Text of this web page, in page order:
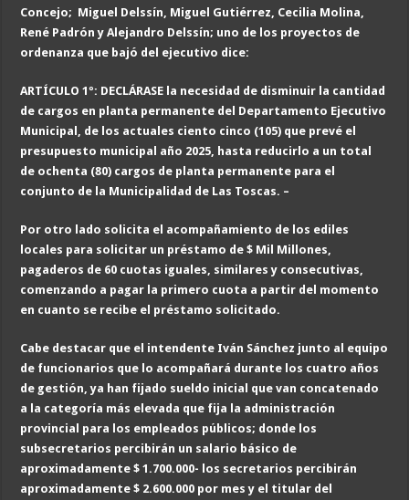
Concejo; Miguel Delssín, Miguel Gutiérrez, Cecilia Molina,
René Padrón y Alejandro Delssín; uno de los proyectos de
ordenanza que bajó del ejecutivo dice:
ARTÍCULO 1º: DECLÁRASE la necesidad de disminuir la cantidad
de cargos en planta permanente del Departamento Ejecutivo
Municipal, de los actuales ciento cinco (105) que prevé el
presupuesto municipal año 2025, hasta reducirlo a un total
de ochenta (80) cargos de planta permanente para el
conjunto de la Municipalidad de Las Toscas. –
Por otro lado solicita el acompañamiento de los ediles
locales para solicitar un préstamo de $ Mil Millones,
pagaderos de 60 cuotas iguales, similares y consecutivas,
comenzando a pagar la primero cuota a partir del momento
en cuanto se recibe el préstamo solicitado.
Cabe destacar que el intendente Iván Sánchez junto al equipo
de funcionarios que lo acompañará durante los cuatro años
de gestión, ya han fijado sueldo inicial que van concatenado
a la categoría más elevada que fija la administración
provincial para los empleados públicos; donde los
subsecretarios percibirán un salario básico de
aproximadamente $ 1.700.000- los secretarios percibirán
aproximadamente $ 2.600.000 por mes y el titular del